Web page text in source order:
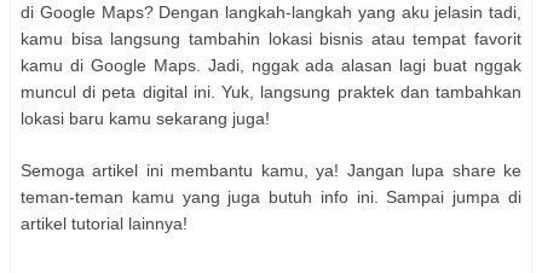
di Google Maps? Dengan langkah-langkah yang aku jelasin tadi,
kamu bisa langsung tambahin lokasi bisnis atau tempat favorit
kamu di Google Maps. Jadi, nggak ada alasan lagi buat nggak
muncul di peta digital ini. Yuk, langsung praktek dan tambahkan
lokasi baru kamu sekarang juga!
Semoga artikel ini membantu kamu, ya! Jangan lupa share ke
teman-teman kamu yang juga butuh info ini. Sampai jumpa di
artikel tutorial lainnya!